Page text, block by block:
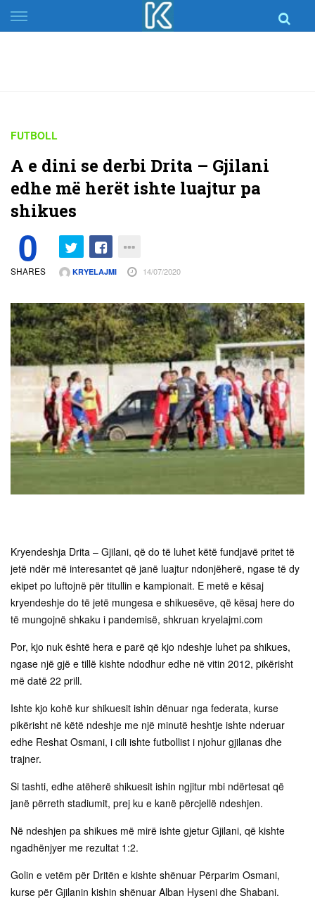
Skip
to
FUTBOLL
A e dini se derbi Drita – Gjilani
edhe më herët ishte luajtur pa
shikues
0
SHARES KRYELAJMI 14/07/2020
Kryendeshja Drita – Gjilani, që do të luhet këtë fundjavë pritet të
jetë ndër më interesantet që janë luajtur ndonjëherë, ngase të dy
ekipet po luftojnë për titullin e kampionait. E metë e kësaj
kryendeshje do të jetë mungesa e shikuesëve, që kësaj here do
të mungojnë shkaku i pandemisë, shkruan kryelajmi.com
Por, kjo nuk është hera e parë që kjo ndeshje luhet pa shikues,
ngase një gjë e tillë kishte ndodhur edhe në vitin 2012, pikërisht
më datë 22 prill.
Ishte kjo kohë kur shikuesit ishin dënuar nga federata, kurse
pikërisht në këtë ndeshje me një minutë heshtje ishte nderuar
edhe Reshat Osmani, i cili ishte futbollist i njohur gjilanas dhe
trajner.
Si tashti, edhe atëherë shikuesit ishin ngjitur mbi ndërtesat që
janë përreth stadiumit, prej ku e kanë përcjellë ndeshjen.
Në ndeshjen pa shikues më mirë ishte gjetur Gjilani, që kishte
ngadhënjyer me rezultat 1:2.
Golin e vetëm për Dritën e kishte shënuar Përparim Osmani,
kurse për Gjilanin kishin shënuar Alban Hyseni dhe Shabani.